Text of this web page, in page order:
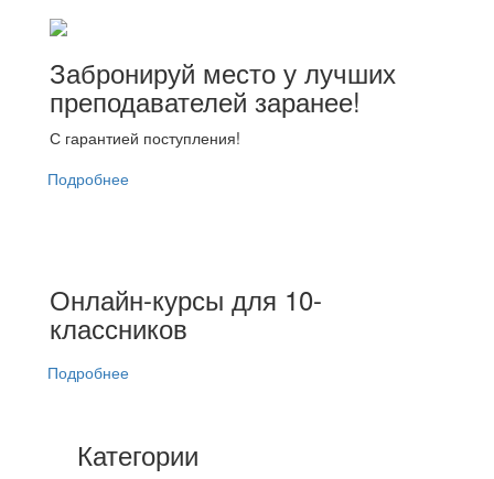
Забронируй место у лучших
преподавателей заранее!
С гарантией поступления!
Подробнее
Онлайн-курсы для 10-
классников
Подробнее
Категории